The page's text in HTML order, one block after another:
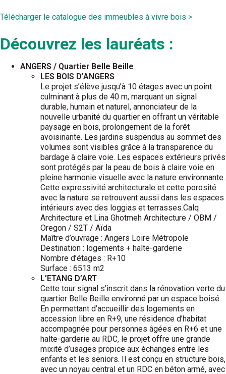
Télécharger le catalogue des immeubles à vivre bois >
Découvrez les lauréats :
ANGERS / Quartier Belle Beille
LES BOIS D’ANGERS
Le projet s’élève jusqu’à 10 étages avec un point
culminant à plus de 40 m, marquant un signal
durable, humain et naturel, annonciateur de la
nouvelle urbanité du quartier en offrant un véritable
paysage en bois, prolongement de la forêt
avoisinante. Les jardins suspendus au sommet des
volumes sont visibles grâce à la transparence du
bardage à claire voie. Les espaces extérieurs privés
sont protégés par la peau de bois à claire voie en
pleine harmonie visuelle avec la nature environnante.
Cette expressivité architecturale et cette porosité
avec la nature se retrouvent aussi dans les espaces
intérieurs avec des loggias et terrasses.Calq
Architecture et Lina Ghotmeh Architecture / OBM /
Oregon / S2T / Aïda
Maître d’ouvrage : Angers Loire Métropole
Destination : logements + halte-garderie
Nombre d’étages : R+10
Surface : 6513 m2
L’ETANG D’ART
Cette tour signal s’inscrit dans la rénovation verte du
quartier Belle Beille environné par un espace boisé.
En permettant d’accueillir des logements en
accession libre en R+9, une résidence d’habitat
accompagnée pour personnes âgées en R+6 et une
halte-garderie au RDC, le projet offre une grande
mixité d’usages propice aux échanges entre les
enfants et les seniors. Il est conçu en structure bois,
avec un noyau central et un RDC en béton armé, avec